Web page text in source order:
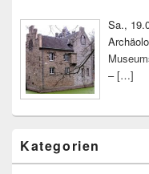
Sa.,
–[…]
Kategorien